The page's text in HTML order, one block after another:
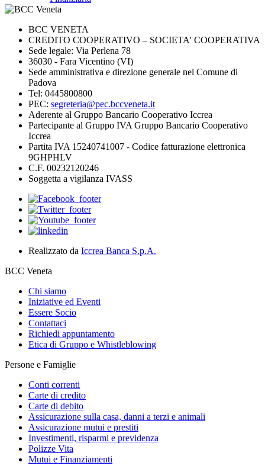
BCC VENETA
CREDITO COOPERATIVO – SOCIETA' COOPERATIVA
Sede legale: Via Perlena 78
36030 - Fara Vicentino (VI)
Sede amministrativa e direzione generale nel Comune di
Padova
Tel: 0445800800
PEC: segreteria@pec.bccveneta.it
Aderente al Gruppo Bancario Cooperativo Iccrea
Partecipante al Gruppo IVA Gruppo Bancario Cooperativo
Iccrea
Partita IVA 15240741007 - Codice fatturazione elettronica
9GHPHLV
C.F. 00232120246
Soggetta a vigilanza IVASS
Realizzato da Iccrea Banca S.p.A.
BCC Veneta
Chi siamo
Iniziative ed Eventi
Essere Socio
Contattaci
Richiedi appuntamento
Etica di Gruppo e Whistleblowing
Persone e Famiglie
Conti correnti
Carte di credito
Carte di debito
Assicurazione sulla casa, danni a terzi e animali
Assicurazione mutui e prestiti
Investimenti, risparmi e previdenza
Polizze Vita
Mutui e Finanziamenti